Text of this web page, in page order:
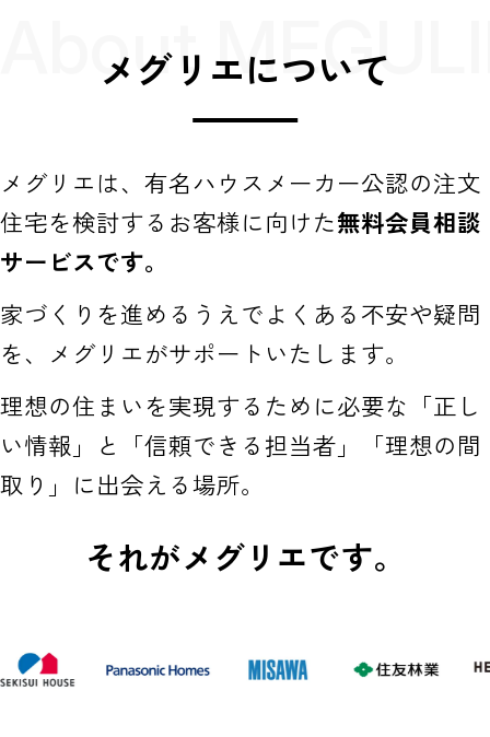
About
メグリエについて
メグリエは、有名ハウスメーカー公認の注文
住宅を検討するお客様に向けた無料会員相談
サービスです。
家づくりを進めるうえでよくある不安や疑問
を、メグリエがサポートいたします。
理想の住まいを実現するために必要な「正し
い情報」と「信頼できる担当者」「理想の間
取り」に出会える場所。
それがメグリエです。